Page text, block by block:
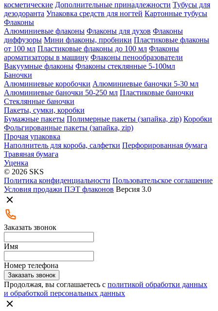
косметические Дополнительные принадлежности Тубусы для
дезодоранта Упаковка средств для ногтей Картонные тубусы
Флаконы
Алюминиевые флаконы Флаконы для духов Флаконы
диффузоры Мини флаконы, пробники Пластиковые флаконы
от 100 мл Пластиковые флаконы до 100 мл Флаконы
ароматизаторы в машину Флаконы пенообразователи
Вакуумные флаконы Флаконы стеклянные 5-100мл
Баночки
Алюминиевые коробочки Алюминиевые баночки 5-30 мл
Алюминиевые баночки 50-250 мл Пластиковые баночки
Стеклянные баночки
Пакеты, сумки, коробки
Бумажные пакеты Полимерные пакеты (запайка, zip) Коробки
Фольгированные пакеты (запайка, zip)
Прочая упаковка
Наполнитель для короба, салфетки Перфорированная бумага
Травяная бумага
Уценка
© 2026 SKS
Политика конфиденциальности Пользовательское соглашение
Условия продажи ПЭТ флаконов Версия 3.0
Заказать звонок
Имя
Номер телефона
Заказать звонок
Продолжая, вы соглашаетесь с политикой обработки данных
и обработкой персональных данных